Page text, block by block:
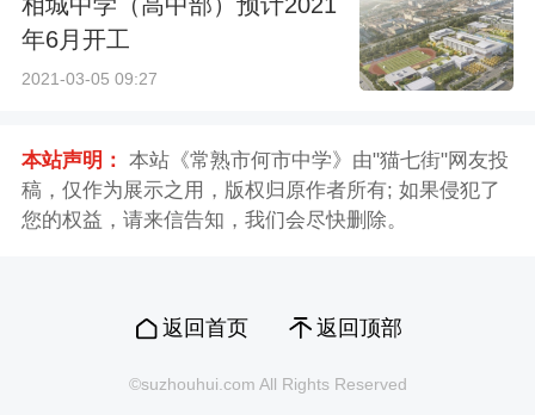
年6月开工
2021-03-05 09:27
本站声明： 本站《常熟市何市中学》由"猫七街"网友投
稿，仅作为展示之用，版权归原作者所有; 如果侵犯了
您的权益，请来信告知，我们会尽快删除。
返回首页 返回顶部
©suzhouhui.com All Rights Reserved